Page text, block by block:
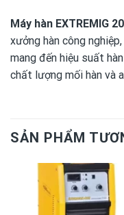
Máy hàn EXTREMIG
xưởng hàn công
mang đến hiệu suất
chất lượng mối hàn và
SẢN PHẨM